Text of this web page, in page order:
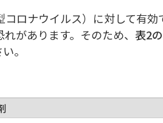
ロナウイルス）に対して有効
があります。そのため、表2
。